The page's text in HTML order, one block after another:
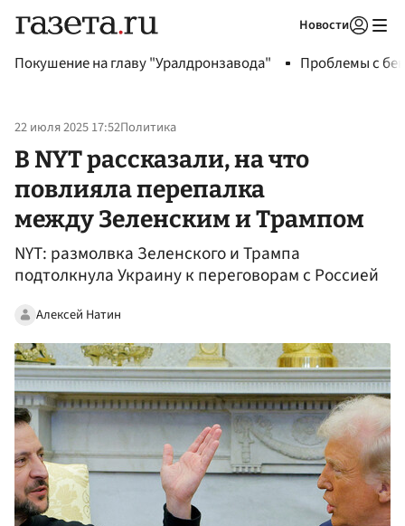
Новости
Покушение на главу "Уралдронзавода" Проблемы с
22 июля 2025 17:52Политика
В NYT рассказали, на что
повлияла перепалка
между Зеленским и Трампом
NYT: размолвка Зеленского и Трампа
подтолкнула Украину к переговорам с Россией
Алексей Натин